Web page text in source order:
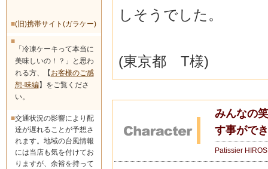
■(旧)携帯サイト(ガラケー)
■
「冷凍ケーキって本当に
美味しいの！？」と思わ
れる方、【 お客様のご感
想-味編】をご覧くださ
い。
■交通状況の影響により配
達が遅れることが予想さ
れます。地域の台風情報
には当店も気を付けてお
りますが、余裕を持って
しそうでした。
(東京都 T様)
みんなの
す事がで
Patissier